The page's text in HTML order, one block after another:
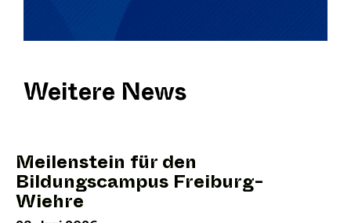
Weitere News
Meilenstein für den
Bildungscampus Freiburg-
Wiehre